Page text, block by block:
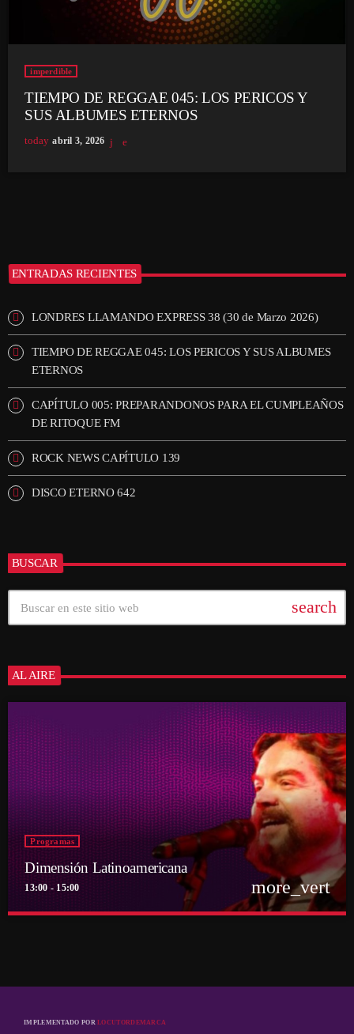
imperdible
TIEMPO DE REGGAE 045: LOS PERICOS Y
SUS ALBUMES ETERNOS
today abril 3, 2026
ENTRADAS RECIENTES
LONDRES LLAMANDO EXPRESS 38 (30 de Marzo 2026)
TIEMPO DE REGGAE 045: LOS PERICOS Y SUS ALBUMES
ETERNOS
CAPÍTULO 005: PREPARANDONOS PARA EL CUMPLEAÑOS
DE RITOQUE FM
ROCK NEWS CAPÍTULO 139
DISCO ETERNO 642
BUSCAR
search
AL AIRE
Programas
Dimensión Latinoamericana
13:00 - 15:00 more_vert
Los sonidos de un continente en la voz de su histórico conductor Thelmo
IMPLEMENTADO PORLOCUTORDEMARCA